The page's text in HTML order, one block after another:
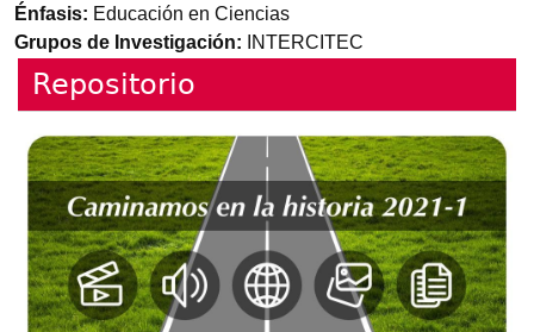
Énfasis
Educación en Ciencias
Grupos de Investigación
INTERCITEC
Repositorio